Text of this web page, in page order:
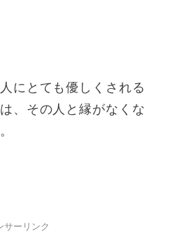
にとても優しくされる
、その人と縁がなくな
サーリンク